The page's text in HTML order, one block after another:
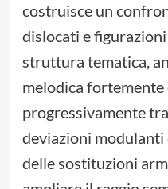
costruisce un
dislocati e
struttura tematica,
melodica
progressivamente
deviazioni modulanti
delle sostituzioni